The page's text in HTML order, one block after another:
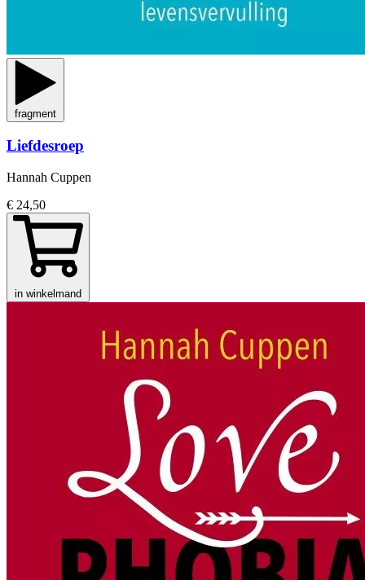
fragment
Liefdesroep
Hannah Cuppen
€ 24,50
in winkelmand